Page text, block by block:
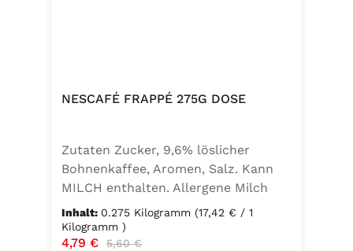
NESCAFÉ FRAPPÉ 275G DOSE
Zutaten Zucker, 9,6% löslicher
Bohnenkaffee, Aromen, Salz. Kann
MILCH enthalten. Allergene Milch
und daraus gewonnene Erzeugnisse
Inhalt: 0.275 Kilogramm (17,42 € / 1
Kilogramm )
Verkaufspreis:
4,79 € Regulärer Preis:
5,60 €